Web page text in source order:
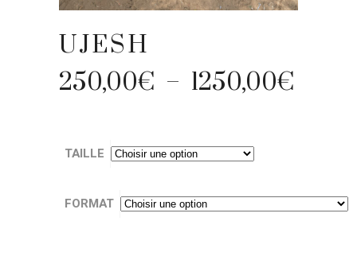
UJESH
250,00€ – 1250,00€
TAILLE
FORMAT